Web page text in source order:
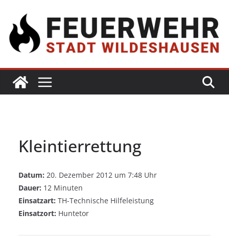
Kleintierrettung
Datum: 20. Dezember 2012 um 7:48 Uhr
Dauer: 12 Minuten
Einsatzart: TH-Technische Hilfeleistung
Einsatzort: Huntetor